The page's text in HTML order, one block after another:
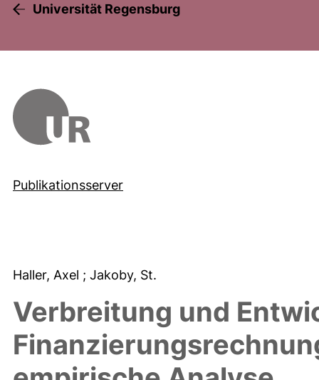
Universität Regensburg
Publikationsserver
Haller, Axel ; Jakoby, St.
Verbreitung und